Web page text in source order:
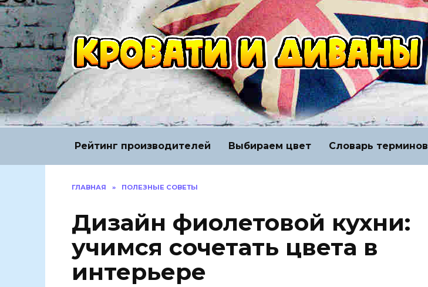
Перейти
к
содержанию
Рейтинг производителей Выбираем цвет Словарь терминов
ГЛАВНАЯ » ПОЛЕЗНЫЕ СОВЕТЫ
Дизайн фиолетовой кухни:
учимся сочетать цвета в
интерьере